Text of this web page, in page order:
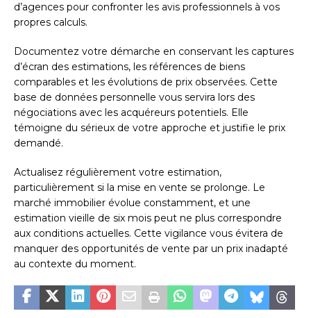
d’agences pour confronter les avis professionnels à vos
propres calculs.
Documentez votre démarche en conservant les captures
d’écran des estimations, les références de biens
comparables et les évolutions de prix observées. Cette
base de données personnelle vous servira lors des
négociations avec les acquéreurs potentiels. Elle
témoigne du sérieux de votre approche et justifie le prix
demandé.
Actualisez régulièrement votre estimation,
particulièrement si la mise en vente se prolonge. Le
marché immobilier évolue constamment, et une
estimation vieille de six mois peut ne plus correspondre
aux conditions actuelles. Cette vigilance vous évitera de
manquer des opportunités de vente par un prix inadapté
au contexte du moment.